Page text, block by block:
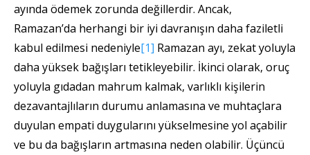
ayında ödemek zorunda değillerdir. Ancak,
Ramazan’da herhangi bir iyi davranışın daha faziletli
kabul edilmesi nedeniyle[1] Ramazan ayı, zekat yoluyla
daha yüksek bağışları tetikleyebilir. İkinci olarak, oruç
yoluyla gıdadan mahrum kalmak, varlıklı kişilerin
dezavantajlıların durumu anlamasına ve muhtaçlara
duyulan empati duygularını yükselmesine yol açabilir
ve bu da bağışların artmasına neden olabilir. Üçüncü